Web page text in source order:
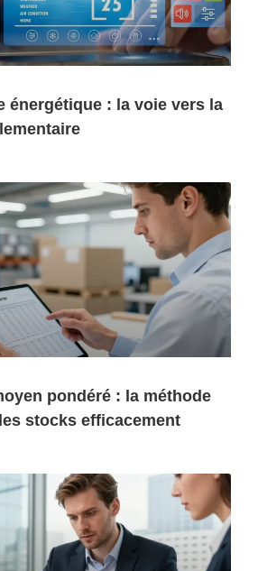
énergétique : la voie vers la
pondéré : la méthode
stocks efficacement